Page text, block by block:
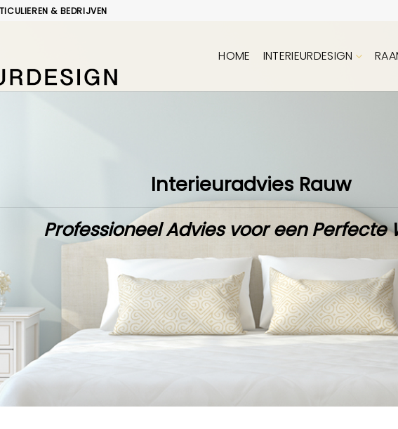
& BEDRIJVEN
HOME INTERIEURDESIGN
Interieuradvies Rauw
Professioneel Advies voor een Perfecte